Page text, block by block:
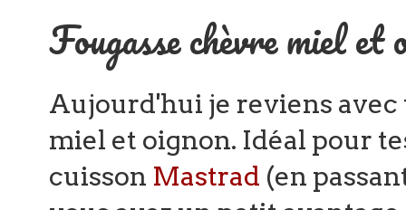
Fougasse chèvre miel et
Aujourd'hui je reviens avec
miel et oignon. Idéal pour
cuisson Mastrad (en